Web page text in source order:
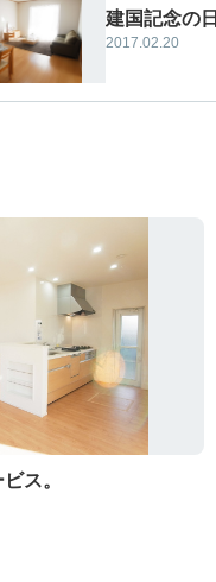
建国記念の日
2017.02.20
ス。